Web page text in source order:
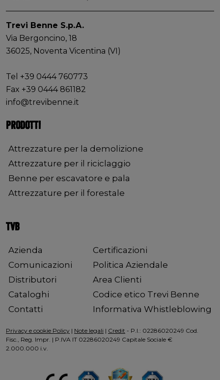
Trevi Benne S.p.A.
Via Bergoncino, 18
36025, Noventa Vicentina (VI)
Tel +39 0444 760773
Fax +39 0444 861182
info@trevibenne.it
PRODOTTI
Attrezzature per la demolizione
Attrezzature per il riciclaggio
Benne per escavatore e pala
Attrezzature per il forestale
TVB
Azienda
Comunicazioni
Distributori
Cataloghi
Contatti
Certificazioni
Politica Aziendale
Area Clienti
Codice etico Trevi Benne
Informativa Whistleblowing
Privacy e cookie Policy | Note legali | Credit - P.I.: 02286020249 Cod.
Fisc., Reg. Impr. | P.IVA IT 02286020249 Capitale Sociale €
2.000.000 i.v.